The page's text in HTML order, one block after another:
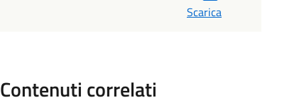
Scarica
Contenuti correlati